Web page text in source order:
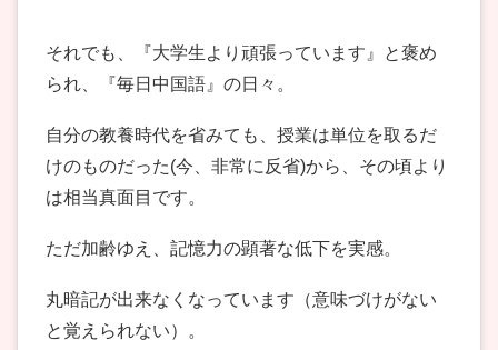
それでも、『大学生より頑張っています』と褒め
られ、『毎日中国語』の日々。
自分の教養時代を省みても、授業は単位を取るだ
けのものだった(今、非常に反省)から、その頃より
は相当真面目です。
ただ加齢ゆえ、記憶力の顕著な低下を実感。
丸暗記が出来なくなっています（意味づけがない
と覚えられない）。